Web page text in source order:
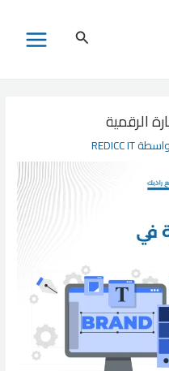
البحث
MAIN
الرقمية
REDICC IT